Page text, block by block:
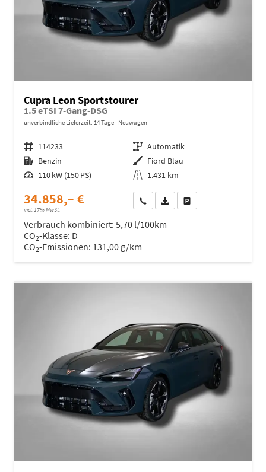
Cupra Leon Sportstourer
1.5 eTSI 7-Gang-DSG
unverbindliche Lieferzeit: 14 Tage Neuwagen
Fahrzeugnr. 114233 Getriebe Automatik
Kraftstoff Benzin Außenfarbe Fiord Blau
Leistung 110 kW (150 PS) Kilometerstand 1.431 km
34.858,– €
incl. 17% MwSt.
Wir rufen Sie anFahrzeugexposé (PDF)
Verbrauch kombiniert: 5,70 l/100km
CO2-Klasse: D
CO2-Emissionen: 131,00 g/km